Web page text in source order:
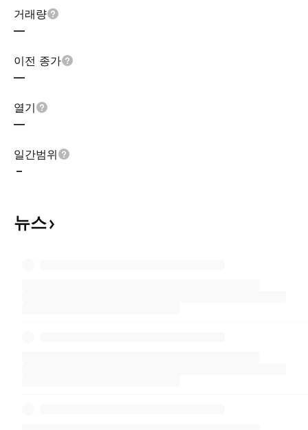
거래량
—
이전 종가
—
열기
—
일간범위
–
뉴스